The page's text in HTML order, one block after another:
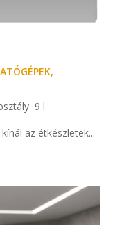
,
9 l
az étkészletek...